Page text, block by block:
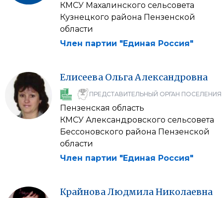
КМСУ Махалинского сельсовета
Кузнецкого района Пензенской
области
Член партии "Единая Россия"
Елисеева ОльгаАлександровна
ПРЕДСТАВИТЕЛЬНЫЙ ОРГАН ПОСЕЛЕНИЯ
Пензенская область
КМСУ Александровского сельсовета
Бессоновского района Пензенской
области
Член партии "Единая Россия"
КрайноваЛюдмилаНиколаевна